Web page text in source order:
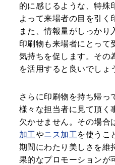
的に感じるような、特殊
よって来場者の目を引く
また、情報量がしっかり
印刷物も来場者にとって
気持ちを促します。その
を活用すると良いでしょ
さらに印刷物を持ち帰っ
様々な担当者に見て頂く
欠かせません。その場合
加工やニス加工を使うこ
期間にわたり美しさを維
果的なプロモーションが